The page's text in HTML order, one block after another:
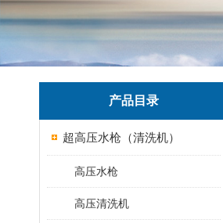
产品目录
超高压水枪（清洗机）
高压水枪
高压清洗机